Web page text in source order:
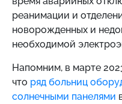
реанимации и
новорожденных и
необходимой
Напомним, в марте
что ряд больниц
солнечными панелями